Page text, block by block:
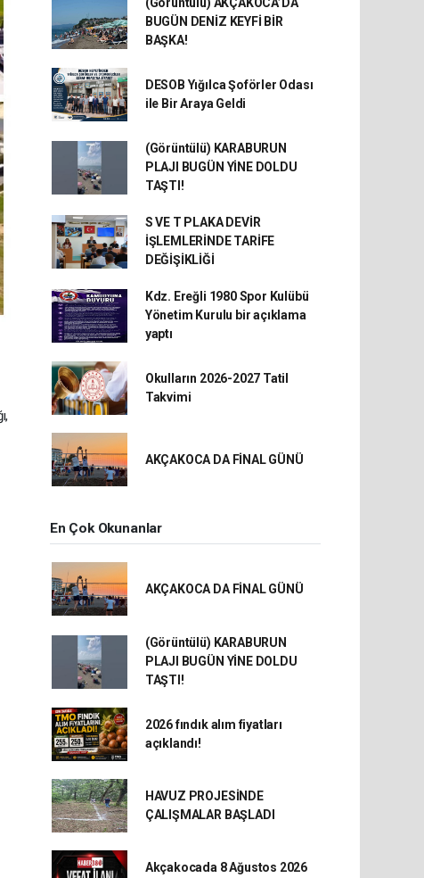
BUGÜN DENİZ KEYFİ BİR
BAŞKA!
DESOB Yığılca Şoförler Odası
ile Bir Araya Geldi
(Görüntülü) KARABURUN
PLAJI BUGÜN YİNE DOLDU
TAŞTI!
S VE T PLAKA DEVİR
İŞLEMLERİNDE TARİFE
DEĞİŞİKLİĞİ
Kdz. Ereğli 1980 Spor Kulübü
Yönetim Kurulu bir açıklama
yaptı
Okulların 2026-2027 Tatil
Takvimi
AKÇAKOCA DA FİNAL GÜNÜ
En Çok Okunanlar
AKÇAKOCA DA FİNAL GÜNÜ
(Görüntülü) KARABURUN
PLAJI BUGÜN YİNE DOLDU
TAŞTI!
2026 fındık alım fiyatları
açıklandı!
HAVUZ PROJESİNDE
ÇALIŞMALAR BAŞLADI
Akçakocada 8 Ağustos 2026